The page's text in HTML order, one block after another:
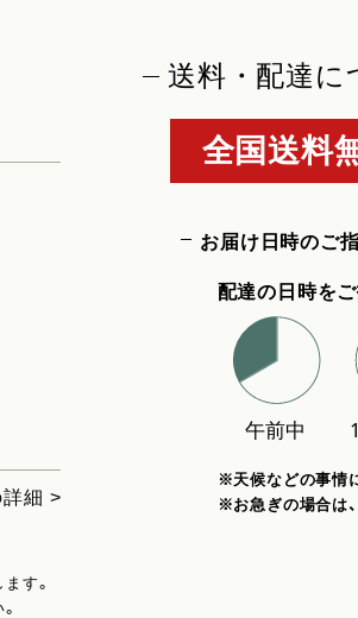
細 >
す。
送料・配達に
全国送料
お届け日時のご
配達の日時を
※天候などの事情
※お急ぎの場合は